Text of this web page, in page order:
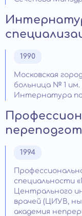
1990
Московская
больница № 1 им.
Интернатура по
1994
специальности
Центрального
врачей (ЦИУВ,
академия